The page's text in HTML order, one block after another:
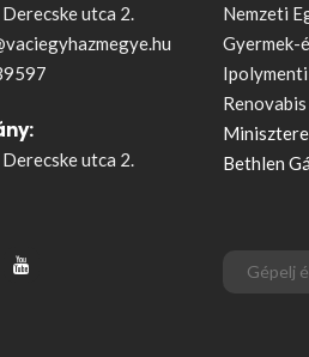
utca 2.
utca 2.
Nemzeti
Gyermek-
Renovabis
Bethlen